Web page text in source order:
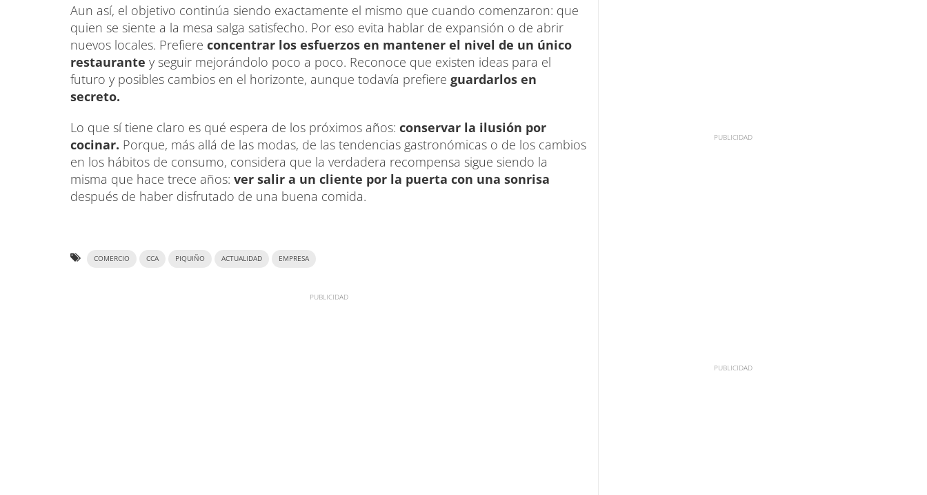
Aun así, el objetivo continúa siendo exactamente el mismo que cuando comenzaron: que
quien se siente a la mesa salga satisfecho. Por eso evita hablar de expansión o de abrir
nuevos locales. Prefiere concentrar los esfuerzos en mantener el nivel de un único
restaurante y seguir mejorándolo poco a poco. Reconoce que existen ideas para el
futuro y posibles cambios en el horizonte, aunque todavía prefiere guardarlos en
secreto.
Lo que sí tiene claro es qué espera de los próximos años: conservar la ilusión por
cocinar. Porque, más allá de las modas, de las tendencias gastronómicas o de los cambios
en los hábitos de consumo, considera que la verdadera recompensa sigue siendo la
misma que hace trece años: ver salir a un cliente por la puerta con una sonrisa
después de haber disfrutado de una buena comida.
COMERCIO CCA PIQUIÑO ACTUALIDAD EMPRESA